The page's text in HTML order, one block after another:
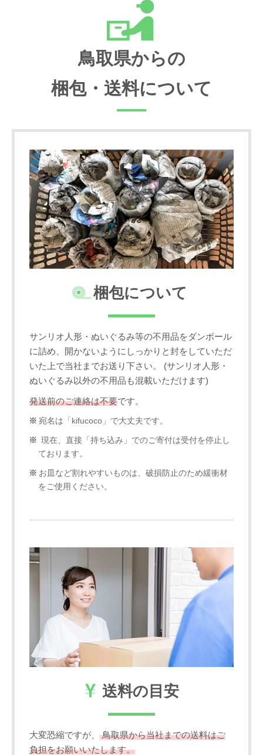
鳥取県からの
梱包・送料について
梱包について
サンリオ人形・ぬいぐるみ等の不用品をダンボール
に詰め、開かないようにしっかりと封をしていただ
いた上で当社までお送り下さい。 (サンリオ人形・
ぬいぐるみ以外の不用品も混載いただけます)
発送前のご連絡は不要です。
宛名は「kifucoco」で大丈夫です。
現在、直接「持ち込み」でのご寄付は受付を停止し
ております。
お皿など割れやすいものは、破損防止のため緩衝材
をご使用ください。
送料の目安
大変恐縮ですが、 鳥取県から当社までの送料はご
負担をお願いいたします。